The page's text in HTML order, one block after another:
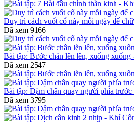
Duy trì cách vuốt cổ này mỗi ngày để
Đã xem 9166
Bài tập: Bước chân lên lên, xuống xuống
Đã xem 2547
Bài tập: Dậm chân quay người phía
Đã xem 3795